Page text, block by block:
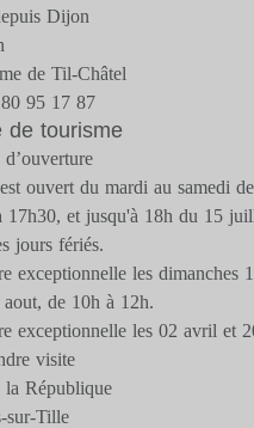
Dijon
de Til-Châtel
95 17 87
de tourisme
ouvert du mardi au samedi
17h30, et jusqu'à 18h du 15
jours fériés.
exceptionnelle les dimanches
de 10h à 12h.
exceptionnelle les 02 avril et
visite
la République
sur-Tille